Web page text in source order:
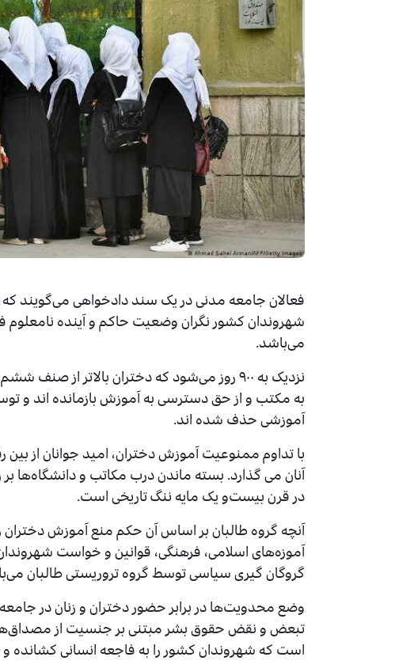
فعالان جامعه مدنی در یک سند دادخواهی می‌گویند که
شهروندان کشور نگران وضعیت حاکم و آینده
می‌باشد.
نزدیک به ۹۰۰ روز می‌شود که دختران بالاتر از
به مکتب و از حق دسترسی به آموزش بازمانده اند و
آموزشی حذف شده اند.
با تداوم ممنوعیت آموزش دختران، امید جوانان از بین
آنان می گذارد. بسته ماندن درب مکاتب و دانشگاه‌ها بر
در قرن بیست‌و یک مایه ننگ تاریخی است.
آنچه گروه طالبان بر اساس آن حکم منع آموزش دختران
آموزه‌های اسلامی، فرهنگی، قوانین و خواست
گروگان گیری سیاسی توسط گروه تروریستی طالبان
وضع محدویت‌ها در برابر حضور دختران و زنان در
تبعض و نقض حقوق بشر مبتنی بر جنسیت از مصداق‌های
است که شهروندان کشور را به فاجعه انسانی کشانده